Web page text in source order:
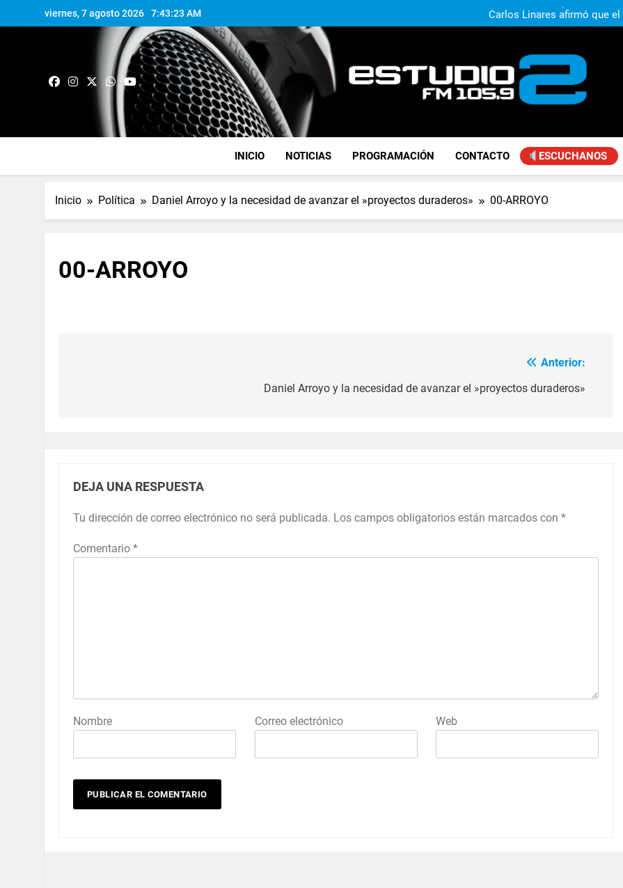
viernes, 7 agosto 2026 7:43:24 AM
muestra un
Carlos Linares afirmó que el
ley de tierras y advirtió un
Paco Olveira cuestionó
muestra un
Carlos Linares afirmó que el
ley de tierras y advirtió un
Paco Olveira
FM Estudio 2
INICIO NOTICIAS PROGRAMACIÓN CONTACTO ESCUCHANOS
Inicio Política Daniel Arroyo y la necesidad de avanzar el »proyectos duraderos» 00-ARROYO
00-ARROYO
Anterior:
Daniel Arroyo y la necesidad de avanzar el »proyectos duraderos»
DEJA UNA RESPUESTA
Tu dirección de correo electrónico no será publicada. Los campos obligatorios están marcados con *
Comentario *
Nombre Correo electrónico Web